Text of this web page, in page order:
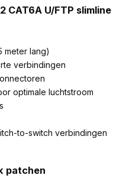
CAT6A U/FTP slimline
meter lang)
verbindingen
optimale luchtstroom
to-switch verbindingen
patchen